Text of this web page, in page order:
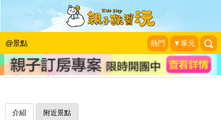
@景點 熱門 ▼單元
復古咖啡廳×質感選物店，經典火車大
變身～台中Mamonaku Cafe＋光華小
賣所
優尼 Ｍrs.Yuny|2023-12-25
介紹 附近景點